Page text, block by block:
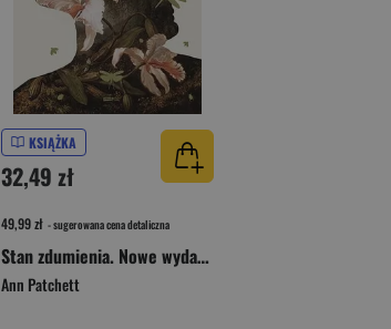
KSIĄŻKA
32,49 zł
49,99 zł - sugerowana cena detaliczna
Stan zdumienia. Nowe wydanie
Ann Patchett